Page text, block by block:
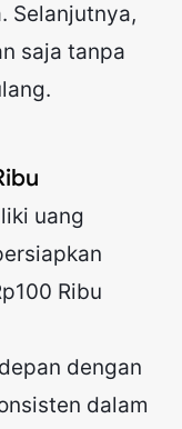
Selanjutnya,
saja tanpa
uang
Ribu
dengan
dalam